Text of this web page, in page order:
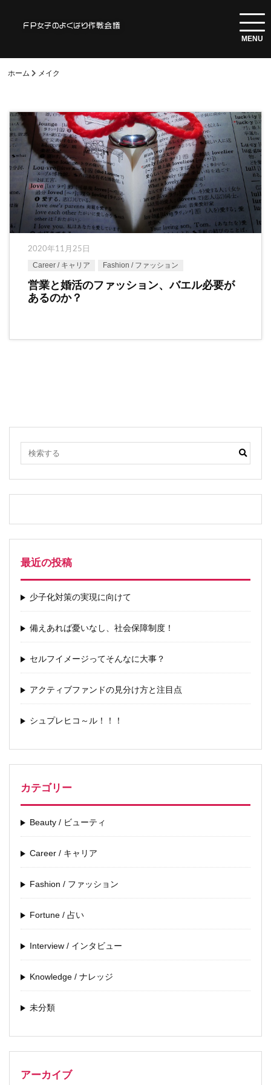
ホーム メイク
2020年11月25日
Career / キャリア Fashion / ファッション
営業と婚活のファッション、バエル必要が
あるのか？
最近の投稿
少子化対策の実現に向けて
備えあれば憂いなし、社会保障制度！
セルフイメージってそんなに大事？
アクティブファンドの見分け方と注目点
シュプレヒコ～ル！！！
カテゴリー
Beauty / ビューティ
Career / キャリア
Fashion / ファッション
Fortune / 占い
Interview / インタビュー
Knowledge / ナレッジ
未分類
アーカイブ